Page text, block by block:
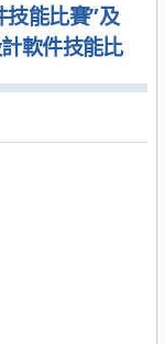
能比賽”及
軟件技能比